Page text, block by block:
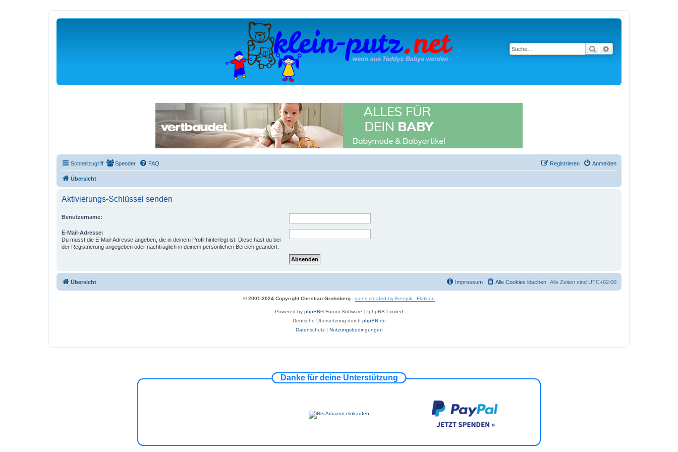
Suche
Schnellzugriff Spender FAQ Anmelden
Registrieren
Übersicht
Aktivierungs-Schlüssel senden
Benutzername:
E-Mail-Adresse:
Du musst die E-Mail-Adresse angeben, die in deinem Profil hinterlegt ist. Diese hast du bei
der Registrierung angegeben oder nachträglich in deinem persönlichen Bereich geändert.
Übersicht Alle Zeiten sind UTC+02:00
Alle Cookies löschen
Impressum
© 2001-2024 Copyright Christian Grohnberg - icons created by Freepik - Flaticon
Powered by phpBB® Forum Software © phpBB Limited
Deutsche Übersetzung durch phpBB.de
Datenschutz| Nutzungsbedingungen
Danke für deine Unterstützung